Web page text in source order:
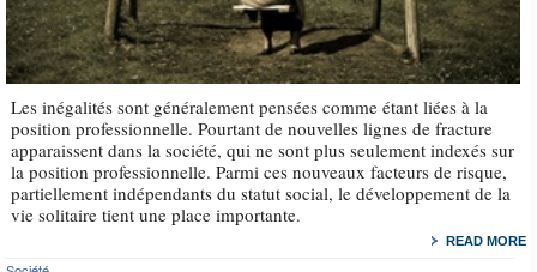
Les inégalités sont généralement pensées comme étant liées à la
position professionnelle. Pourtant de nouvelles lignes de fracture
apparaissent dans la société, qui ne sont plus seulement indexés sur
la position professionnelle. Parmi ces nouveaux facteurs de risque,
partiellement indépendants du statut social, le développement de la
vie solitaire tient une place importante.
READ MORE